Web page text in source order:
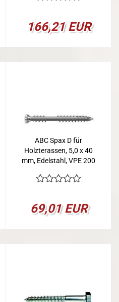
166,21 EUR
ABC Spax D für
Holzterassen, 5,0 x 40
mm, Edelstahl, VPE 200
69,01 EUR